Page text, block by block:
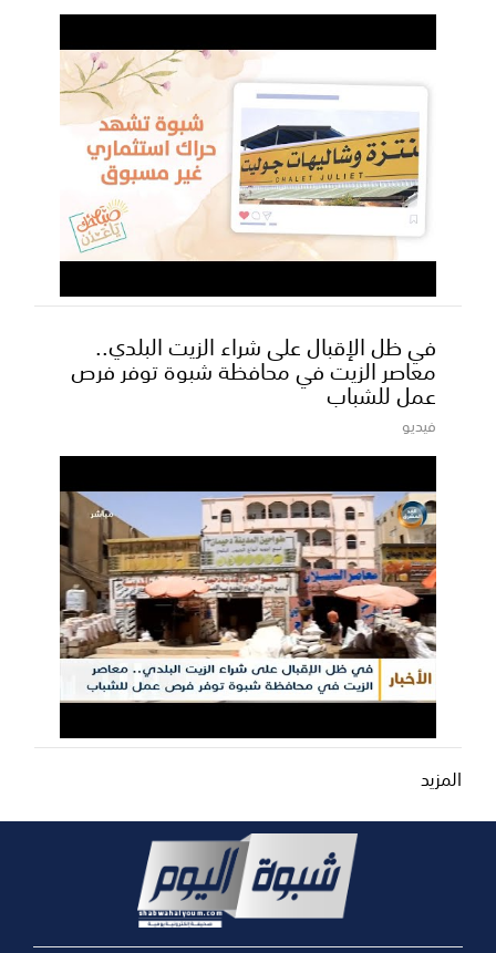
في ظل الإقبال على شراء الزيت البلدي..
معاصر الزيت في محافظة شبوة توفر فرص
عمل للشباب
فيديو
المزيد